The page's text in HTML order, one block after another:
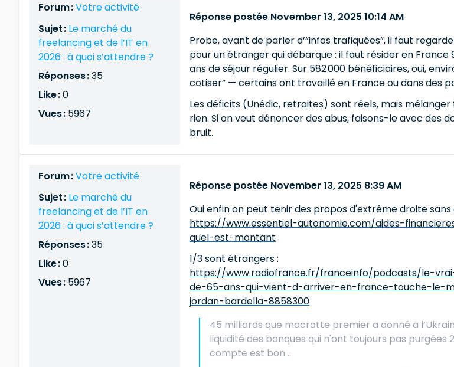
Forum :Votre activité
Sujet : Le marché du
freelancing et de l’IT en
2026 : à quoi s’attendre ?
Réponses :35
Like :0
Vues : 5967
Réponse postée November 13, 2025 10:14 AM
Probe, avant de parler d’“infos trafiquées”, il faut
pour un étranger qui débarque : il faut résider en
ans de séjour régulier. Sur 582 000 bénéficiaires, oui,
cotiser” — certains ont travaillé en France ou dans des
Les déficits (Unédic, retraites) sont réels, mais
rien. Si on veut dénoncer des abus, faisons-le avec des
bruit.
Forum :Votre activité
Sujet : Le marché du
freelancing et de l’IT en
2026 : à quoi s’attendre ?
Réponses :35
Like :0
Vues : 5967
Réponse postée November 13, 2025 8:39 AM
Oui enfin on peut tenir des propos d'extrême droite sans
https://www.essentiel-autonomie.com/aides-
quel-est-montant
1/3 sont étrangers :
https://www.radiofrance.fr/franceinfo/podcasts/le-
de-65-ans-qui-vient-d-arriver-en-france-touche-le-
jordan-bardella-8858300
45 milliards que macrotte premier a donné a
liquidité des banques qui n'ont toujours pas purgées
compte est bon ..